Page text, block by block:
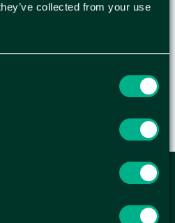
collected from your use
mot nedkylning.
- Storlek: 210 x 160 cm -
WELLAGRETS